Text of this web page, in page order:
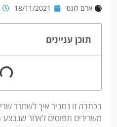
אדם לוגסי 18/11/2021
תוכן עניינים
בכתבה זו נסביר איך לשחרר
משרירים תפוסים לאחר שנבצע